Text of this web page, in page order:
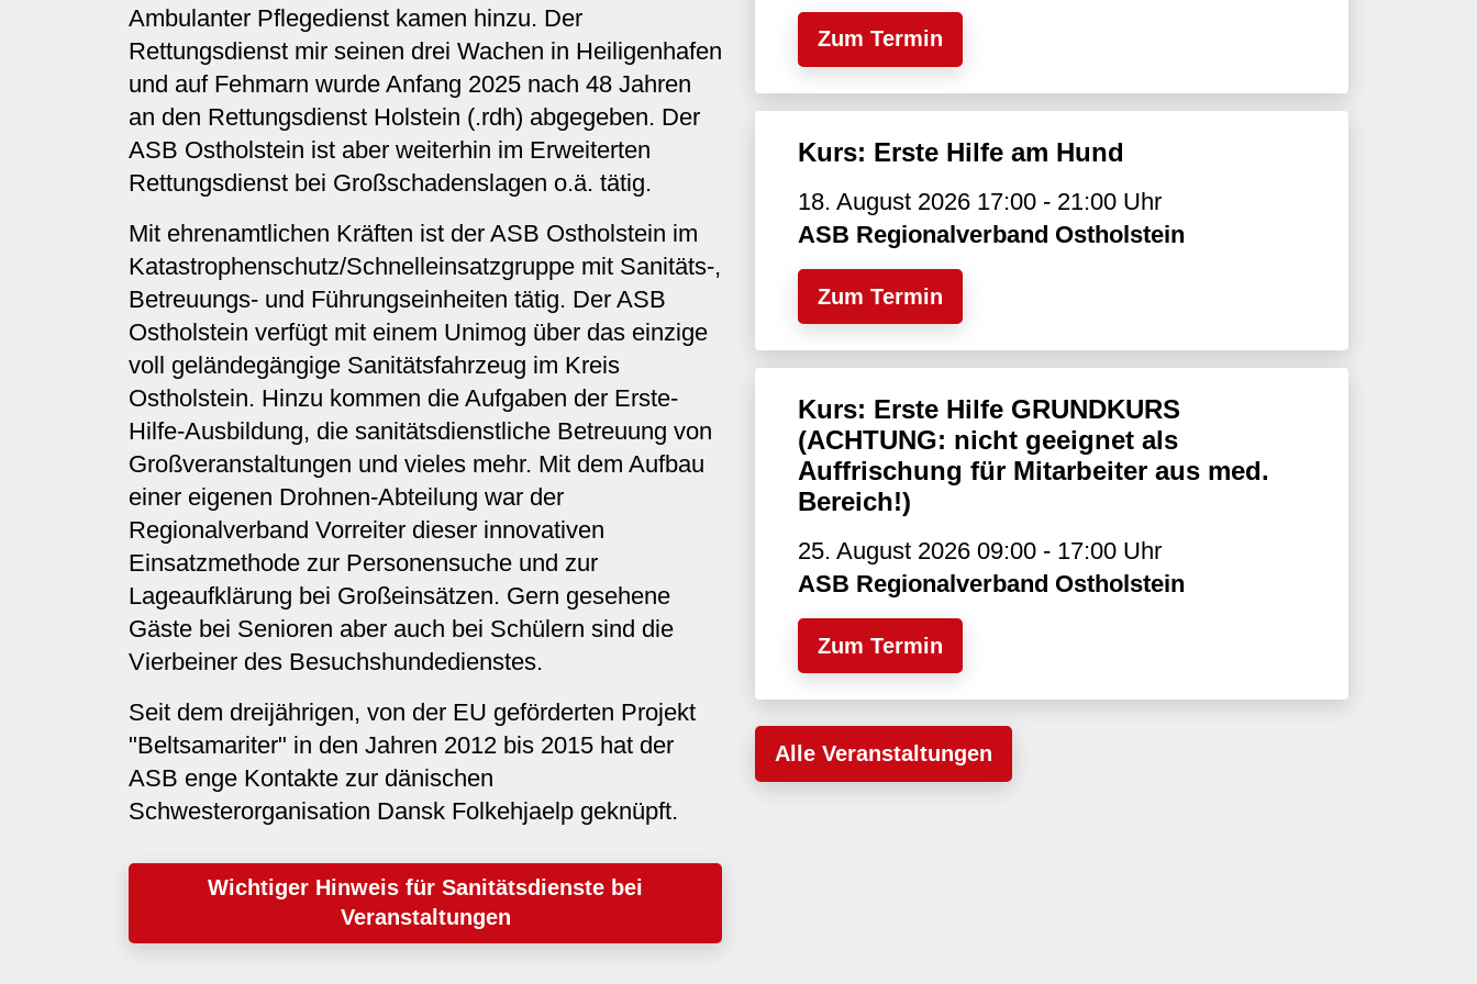
Ambulanter Pflegedienst kamen hinzu. Der
Rettungsdienst mir seinen drei Wachen in Heiligenhafen
und auf Fehmarn wurde Anfang 2025 nach 48 Jahren
an den Rettungsdienst Holstein (.rdh) abgegeben. Der
ASB Ostholstein ist aber weiterhin im Erweiterten
Rettungsdienst bei Großschadenslagen o.ä. tätig.
Mit ehrenamtlichen Kräften ist der ASB Ostholstein im
Katastrophenschutz/Schnelleinsatzgruppe mit Sanitäts-,
Betreuungs- und Führungseinheiten tätig. Der ASB
Ostholstein verfügt mit einem Unimog über das einzige
voll geländegängige Sanitätsfahrzeug im Kreis
Ostholstein. Hinzu kommen die Aufgaben der Erste-
Hilfe-Ausbildung, die sanitätsdienstliche Betreuung von
Großveranstaltungen und vieles mehr. Mit dem Aufbau
einer eigenen Drohnen-Abteilung war der
Regionalverband Vorreiter dieser innovativen
Einsatzmethode zur Personensuche und zur
Lageaufklärung bei Großeinsätzen. Gern gesehene
Gäste bei Senioren aber auch bei Schülern sind die
Vierbeiner des Besuchshundedienstes.
Seit dem dreijährigen, von der EU geförderten Projekt
"Beltsamariter" in den Jahren 2012 bis 2015 hat der
ASB enge Kontakte zur dänischen
Schwesterorganisation Dansk Folkehjaelp geknüpft.
Wichtiger Hinweis für Sanitätsdienste bei
Veranstaltungen
Zum Termin
Kurs: Erste Hilfe am Hund
18. August 2026 17:00 - 21:00 Uhr
ASB Regionalverband Ostholstein
Zum Termin
Kurs: Erste Hilfe GRUNDKURS
(ACHTUNG: nicht geeignet als
Auffrischung für Mitarbeiter aus med.
Bereich!)
25. August 2026 09:00 - 17:00 Uhr
ASB Regionalverband Ostholstein
Zum Termin
Alle Veranstaltungen